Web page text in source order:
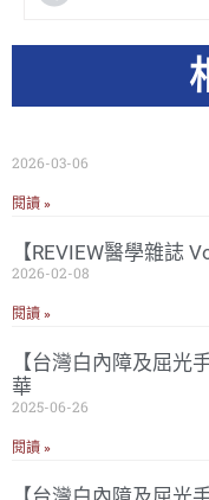
2026-03-06
閱讀 »
【REVIEW醫學雜誌
2026-02-08
閱讀 »
【台灣白內障及屈光
華
2025-06-26
閱讀 »